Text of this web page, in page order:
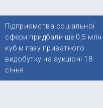
Навігація
записів
Підприємства соціальної
сфери придбали ще 0,5 млн
куб м газу приватного
видобутку на аукціоні 18
січня